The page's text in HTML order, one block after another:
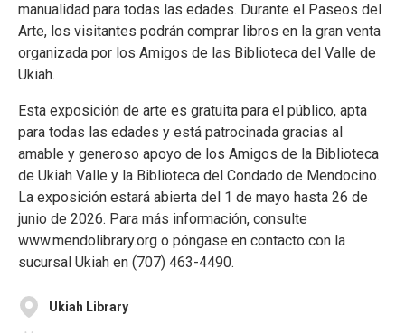
manualidad para todas las edades. Durante el Paseos del
Arte, los visitantes podrán comprar libros en la gran venta
organizada por los Amigos de las Biblioteca del Valle de
Ukiah.
Esta exposición de arte es gratuita para el público, apta
para todas las edades y está patrocinada gracias al
amable y generoso apoyo de los Amigos de la Biblioteca
de Ukiah Valle y la Biblioteca del Condado de Mendocino.
La exposición estará abierta del 1 de mayo hasta 26 de
junio de 2026. Para más información, consulte
www.mendolibrary.org o póngase en contacto con la
sucursal Ukiah en (707) 463-4490.
Ukiah Library